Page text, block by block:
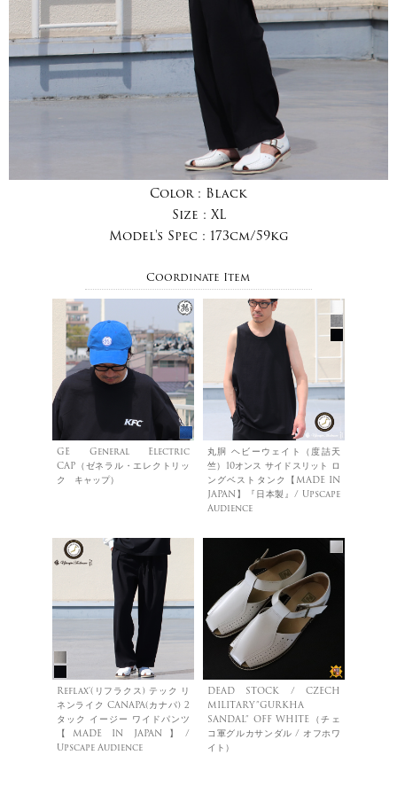
Color : Black
Size : XL
Model's Spec : 173cm/59kg
Coordinate Item
GE General Electric
CAP（ゼネラル・エレクトリッ
ク キャップ）
丸胴 ヘビーウェイト（度詰天
竺）10オンス サイドスリット ロ
ングベストタンク【MADE IN
JAPAN】『日本製』/ Upscape
Audience
Reflax®(リフラクス) テック リ
ネンライク CANAPA(カナパ) 2
タック イージー ワイドパンツ
【MADE IN JAPAN】/
Upscape Audience
DEAD STOCK / CZECH
MILITARY”GURKHA
SANDAL” OFF WHITE（チェ
コ軍グルカサンダル / オフホワ
イト）